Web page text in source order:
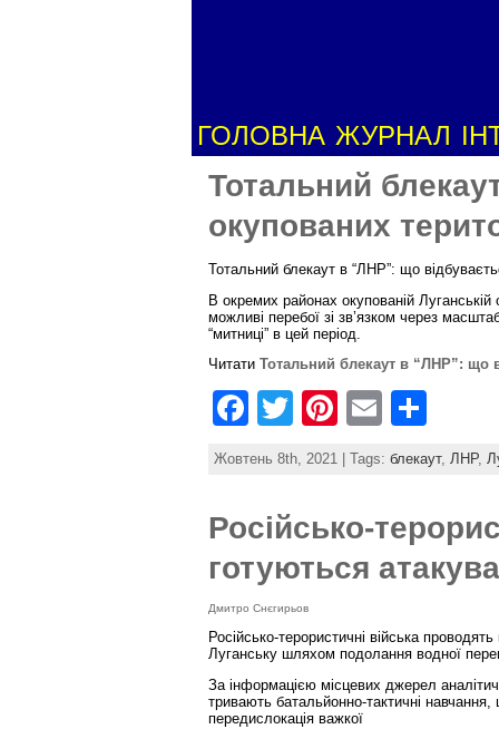
ГОЛОВНА ЖУРНАЛ
Тотальний
окупованих
Тотальний блекаут в “ЛНР”: що
В окремих районах окупованій
можливі перебої зі зв’язком через
“митниці” в цей період.
Читати Тотальний блекаут в “ЛНР”: що
F
e
b
o
o
k
T
w
itt
er
Pi
nt
er
e
st
E
m
l
ar
e
Жовтень 8th, 2021 | Tags: блекаут, ЛНР,
Російсько-
готуються
Дмитро Снєгирьов
Російсько-терористичні війська
Луганську шляхом подолання водної
За інформацією місцевих джерел
тривають батальйонно-тактичні
передислокація важкої